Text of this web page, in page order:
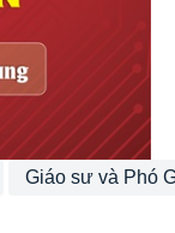
Giáo sư và Phó